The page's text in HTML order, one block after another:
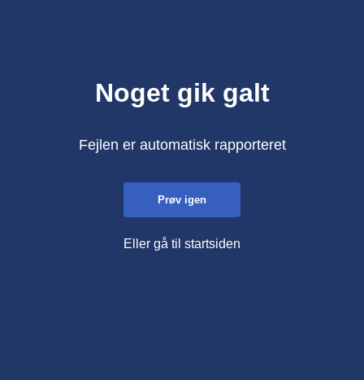
Noget gik galt
Fejlen er automatisk rapporteret
Prøv igen
Eller gå til startsiden